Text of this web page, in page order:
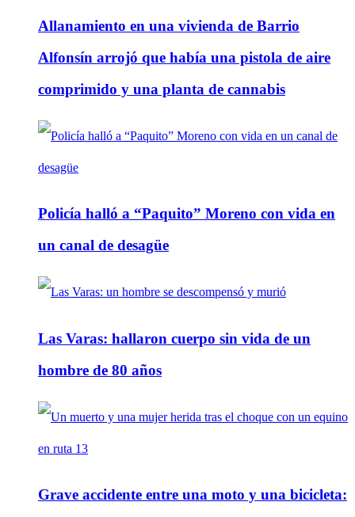
Allanamiento en una vivienda de Barrio
Alfonsín arrojó que había una pistola de aire
comprimido y una planta de cannabis
Policía halló a “Paquito” Moreno con vida en
un canal de desagüe
Las Varas: hallaron cuerpo sin vida de un
hombre de 80 años
Grave accidente entre una moto y una bicicleta: